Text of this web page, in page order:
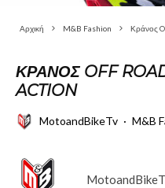
Αρχική M&B Fashion Κράνος
ΚΡΆΝΟΣ OFF
ACTION
MotoandBikeTv · M&B